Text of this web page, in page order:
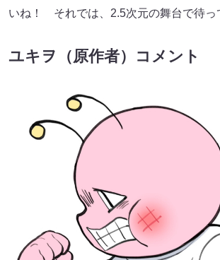
いね！ それでは、2.5次元の舞台で待っ
ユキヲ（原作者）コメント